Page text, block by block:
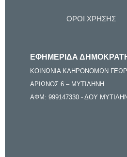
ΟΡΟΙ ΧΡΗΣΗΣ
ΕΦΗΜΕΡΙΔΑ
ΚΟΙΝΩΝΙΑ ΚΛΗΡΟΝΟΜΩΝ
ΑΡΙΩΝΟΣ 6 – ΜΥΤΙΛΗΝΗ
ΑΦΜ: 999147330 - ΔΟΥ